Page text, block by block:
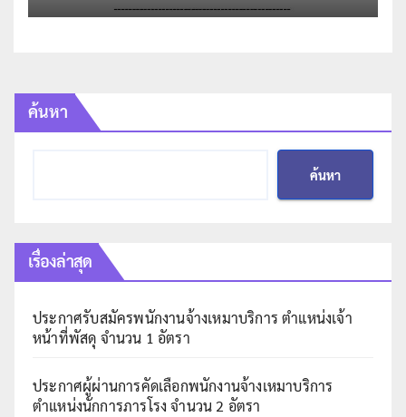
ค้นหา
ค้นหา
เรื่องล่าสุด
ประกาศรับสมัครพนักงานจ้างเหมาบริการ ตำแหน่งเจ้า
หน้าที่พัสดุ จำนวน 1 อัตรา
ประกาศผู้ผ่านการคัดเลือกพนักงานจ้างเหมาบริการ
ตำแหน่งนักการภารโรง จำนวน 2 อัตรา